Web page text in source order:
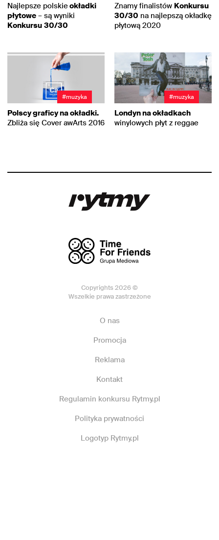
Najlepsze polskieokładki
płytowe – są wyniki
Konkursu 30/30
Znamy finalistów Konkursu
30/30 na najlepszą okładkę
płytową 2020
#muzyka
Polscy graficy na okładki.
Zbliża się Cover awArts 2016
#muzyka
Londyn na okładkach
winylowych płyt z reggae
Copyrights 2026 ©
Wszelkie prawa zastrzeżone
O nas
Promocja
Reklama
Kontakt
Regulamin konkursu Rytmy.pl
Polityka prywatności
Logotyp Rytmy.pl